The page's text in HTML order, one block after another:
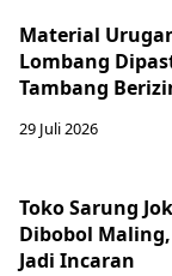
Material
Lombang
Tambang
29 Juli 2026
Toko Sarung
Dibobol
Jadi Incaran